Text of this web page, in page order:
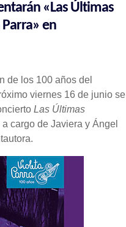
«Las Últimas
en
de los 100 años del
viernes 16 de junio se
Las Últimas
a cargo de Javiera y Ángel